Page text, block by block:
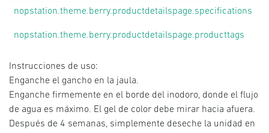
nopstation.theme.berry.productdetailspage.specifications
nopstation.theme.berry.productdetailspage.producttags
Instrucciones de uso:
Enganche el gancho en la jaula.
Enganche firmemente en el borde del inodoro, donde el flujo
de agua es máximo. El gel de color debe mirar hacia afuera.
Después de 4 semanas, simplemente deseche la unidad en